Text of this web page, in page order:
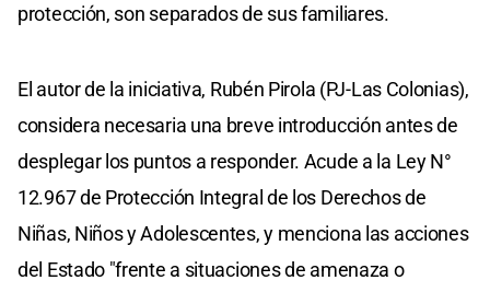
protección, son separados de sus familiares.
El autor de la iniciativa, Rubén Pirola (PJ-Las Colonias),
considera necesaria una breve introducción antes de
desplegar los puntos a responder. Acude a la Ley N°
12.967 de Protección Integral de los Derechos de
Niñas, Niños y Adolescentes, y menciona las acciones
del Estado "frente a situaciones de amenaza o